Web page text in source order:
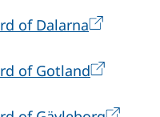
of Dalarna
of Gotland